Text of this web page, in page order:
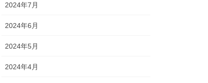
2024年7月
2024年6月
2024年5月
2024年4月